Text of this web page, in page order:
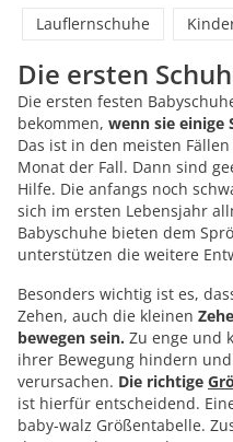
Lauflernschuhe
Die ersten
Die ersten festen
bekommen, wenn sie einige
Das ist in den meisten
Monat der Fall. Dann sind
Hilfe. Die anfangs noch
sich im ersten Lebensjahr
Babyschuhe bieten dem
unterstützen die weitere
Besonders wichtig ist es,
Zehen, auch die kleinen
bewegen sein. Zu enge und
ihrer Bewegung hindern
verursachen. Die richtige
ist hierfür entscheidend.
baby-walz Größentabelle.